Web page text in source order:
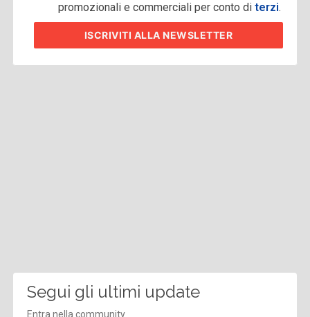
promozionali e commerciali per conto diterzi.
ISCRIVITI ALLA NEWSLETTER
Segui gli ultimi update
Entra nella community